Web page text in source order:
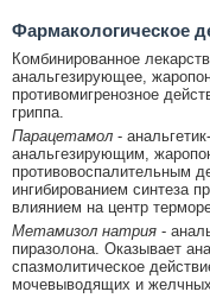
Фармакологическое
Комбинированное
анальгезирующее,
противомигренозное
гриппа.
Парацетамол -
анальгезирующим,
противовоспалительным
ингибированием синтеза
влиянием на центр
Метамизол натрия -
пиразолона. Оказывает
спазмолитическое
мочевыводящих и